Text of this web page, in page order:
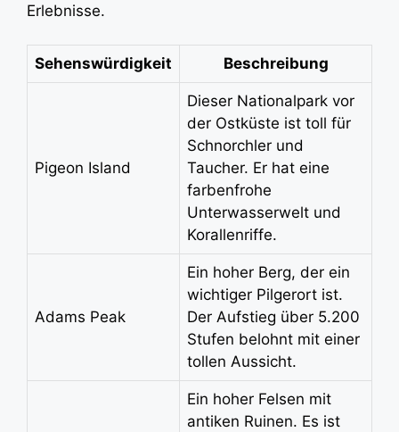
Erlebnisse.
Sehenswürdigkeit Beschreibung
Pigeon Island
Dieser Nationalpark vor
der Ostküste ist toll für
Schnorchler und
Taucher. Er hat eine
farbenfrohe
Unterwasserwelt und
Korallenriffe.
Adams Peak
Ein hoher Berg, der ein
wichtiger Pilgerort ist.
Der Aufstieg über 5.200
Stufen belohnt mit einer
tollen Aussicht.
Ein hoher Felsen mit
antiken Ruinen. Es ist